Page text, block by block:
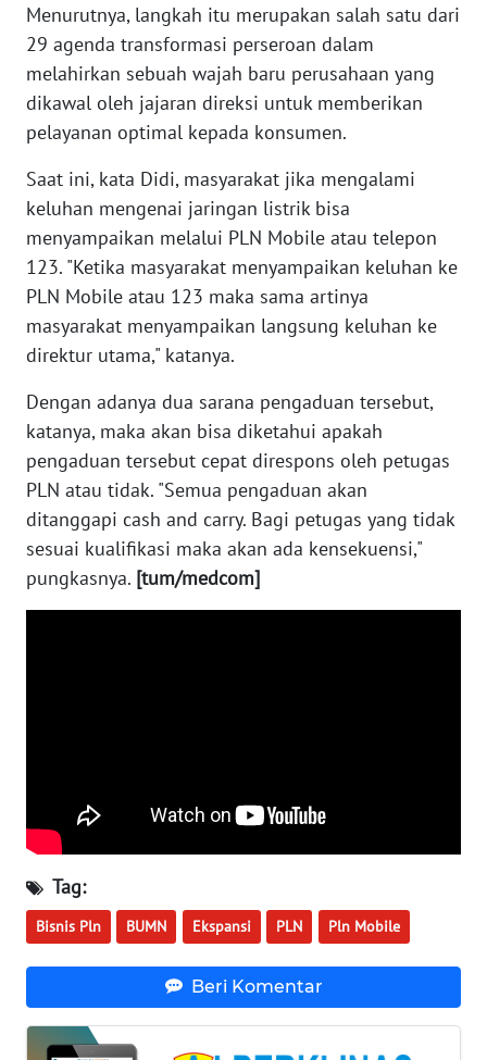
Menurutnya, langkah itu merupakan salah satu dari
29 agenda transformasi perseroan dalam
melahirkan sebuah wajah baru perusahaan yang
dikawal oleh jajaran direksi untuk memberikan
pelayanan optimal kepada konsumen.
Saat ini, kata Didi, masyarakat jika mengalami
keluhan mengenai jaringan listrik bisa
menyampaikan melalui PLN Mobile atau telepon
123. "Ketika masyarakat menyampaikan keluhan ke
PLN Mobile atau 123 maka sama artinya
masyarakat menyampaikan langsung keluhan ke
direktur utama," katanya.
Dengan adanya dua sarana pengaduan tersebut,
katanya, maka akan bisa diketahui apakah
pengaduan tersebut cepat direspons oleh petugas
PLN atau tidak. "Semua pengaduan akan
ditanggapi cash and carry. Bagi petugas yang tidak
sesuai kualifikasi maka akan ada kensekuensi,"
pungkasnya. [tum/medcom]
Tag:
Bisnis Pln BUMN Ekspansi PLN Pln Mobile
Beri Komentar
WN
SULBAR
WN
BABEL
WN
SUMBAR
WN
SUMSEL
WN
WN
LAMPUNG
JATENG
WN
NUSANTARA
WN
BALI
WN
KALBAR
KALTENG